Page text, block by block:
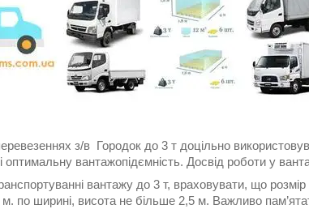
з/в Городок до 3 т доцільно
і оптимальну вантажопідємність. Досвід роботи у
вантажу до 3 т, враховувати, що
по ширині, висота не більше 2,5 м. Важливо